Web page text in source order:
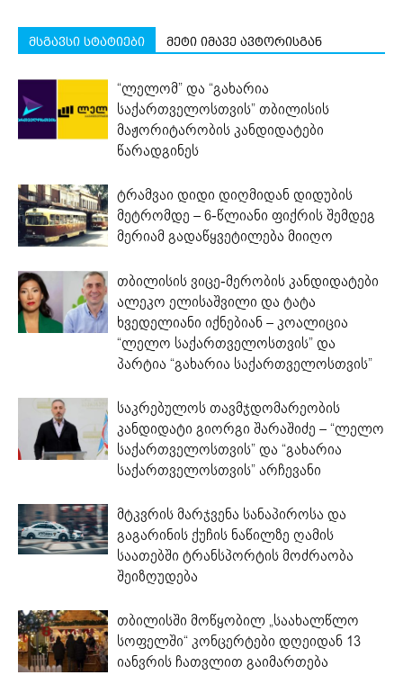
მსგავსი სტატიები მეტი იმავე ავტორისგან
“ლელომ” და “გახარია
საქართველოსთვის” თბილისის
მაჟორიტარობის კანდიდატები
წარადგინეს
ტრამვაი დიდი დიღმიდან დიდუბის
მეტრომდე – 6-წლიანი ფიქრის შემდეგ
მერიამ გადაწყვეტილება მიიღო
თბილისის ვიცე-მერობის კანდიდატები
ალეკო ელისაშვილი და ტატა
ხვედელიანი იქნებიან – კოალიცია
“ლელო საქართველოსთვის” და
პარტია “გახარია საქართველოსთვის”
საკრებულოს თავმჯდომარეობის
კანდიდატი გიორგი შარაშიძე – “ლელო
საქართველოსთვის” და “გახარია
საქართველოსთვის” არჩევანი
მტკვრის მარჯვენა სანაპიროსა და
გაგარინის ქუჩის ნაწილზე ღამის
საათებში ტრანსპორტის მოძრაობა
შეიზღუდება
თბილისში მოწყობილ „საახალწლო
სოფელში“ კონცერტები დღეიდან 13
იანვრის ჩათვლით გაიმართება